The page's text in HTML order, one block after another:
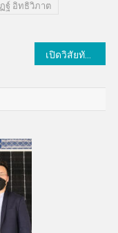
ฐ์ อิทธิวิภาต
เปิดวิสัยทัศน์ ETDA ปี 69 เร่งสร้าง Digital Trust